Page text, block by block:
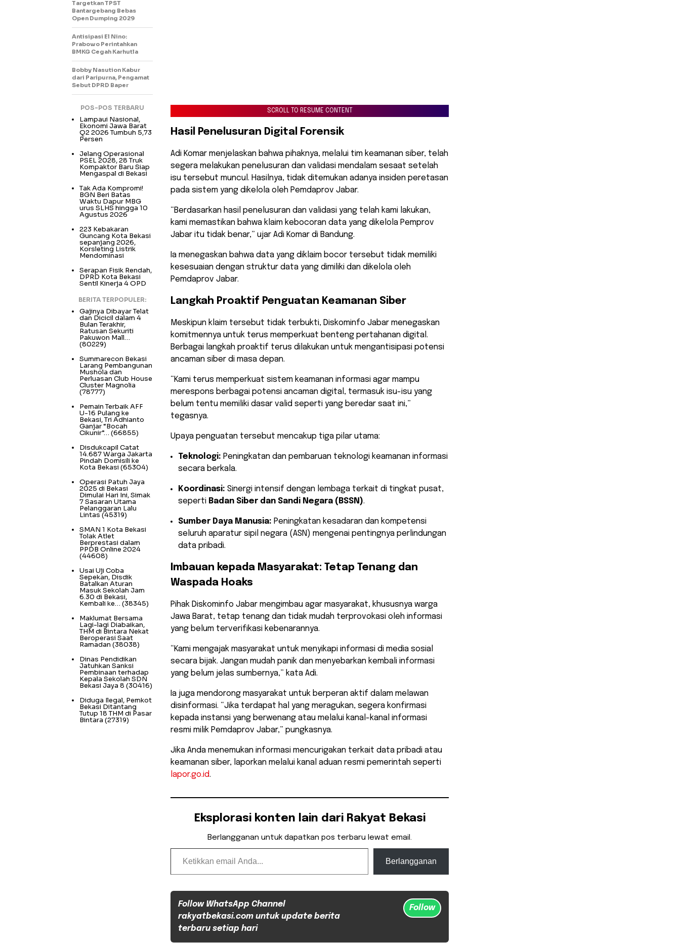
SCROLL TO RESUME CONTENT
Hasil Penelusuran Digital Forensik
Adi Komar menjelaskan bahwa pihaknya, melalui tim keamanan siber, telah
segera melakukan penelusuran dan validasi mendalam sesaat setelah
isu tersebut muncul. Hasilnya, tidak ditemukan adanya insiden peretasan
pada sistem yang dikelola oleh Pemdaprov Jabar.
“Berdasarkan hasil penelusuran dan validasi yang telah kami lakukan,
kami memastikan bahwa klaim kebocoran data yang dikelola Pemprov
Jabar itu tidak benar,” ujar Adi Komar di Bandung.
Ia menegaskan bahwa data yang diklaim bocor tersebut tidak memiliki
kesesuaian dengan struktur data yang dimiliki dan dikelola oleh
Pemdaprov Jabar.
Langkah Proaktif Penguatan Keamanan Siber
Meskipun klaim tersebut tidak terbukti, Diskominfo Jabar menegaskan
komitmennya untuk terus memperkuat benteng pertahanan digital.
Berbagai langkah proaktif terus dilakukan untuk mengantisipasi potensi
ancaman siber di masa depan.
“Kami terus memperkuat sistem keamanan informasi agar mampu
merespons berbagai potensi ancaman digital, termasuk isu-isu yang
belum tentu memiliki dasar valid seperti yang beredar saat ini,”
tegasnya.
Upaya penguatan tersebut mencakup tiga pilar utama:
Teknologi: Peningkatan dan pembaruan teknologi keamanan informasi
secara berkala.
Koordinasi: Sinergi intensif dengan lembaga terkait di tingkat pusat,
seperti Badan Siber dan Sandi Negara (BSSN).
Sumber Daya Manusia: Peningkatan kesadaran dan kompetensi
seluruh aparatur sipil negara (ASN) mengenai pentingnya perlindungan
data pribadi.
Imbauan kepada Masyarakat: Tetap Tenang dan
Waspada Hoaks
Pihak Diskominfo Jabar mengimbau agar masyarakat, khususnya warga
Jawa Barat, tetap tenang dan tidak mudah terprovokasi oleh informasi
yang belum terverifikasi kebenarannya.
“Kami mengajak masyarakat untuk menyikapi informasi di media sosial
secara bijak. Jangan mudah panik dan menyebarkan kembali informasi
yang belum jelas sumbernya,” kata Adi.
Ia juga mendorong masyarakat untuk berperan aktif dalam melawan
disinformasi. “Jika terdapat hal yang meragukan, segera konfirmasi
kepada instansi yang berwenang atau melalui kanal-kanal informasi
resmi milik Pemdaprov Jabar,” pungkasnya.
Jika Anda menemukan informasi mencurigakan terkait data pribadi atau
keamanan siber, laporkan melalui kanal aduan resmi pemerintah seperti
lapor.go.id.
Eksplorasi konten lain dari Rakyat Bekasi
Berlangganan untuk dapatkan pos terbaru lewat email.
Ketikkan email Anda...
Berlangganan
Follow WhatsApp Channel
rakyatbekasi.com untuk update berita
terbaru setiap hari
Follow
Targetkan TPST
Bantargebang Bebas
Open Dumping 2029
Antisipasi El Nino:
Prabowo Perintahkan
BMKG Cegah Karhutla
Bobby Nasution Kabur
dari Paripurna, Pengamat
Sebut DPRD Baper
POS-POS TERBARU
Lampaui Nasional,
Ekonomi Jawa Barat
Q2 2026 Tumbuh 5,73
Persen
Jelang Operasional
PSEL 2028, 28 Truk
Kompaktor Baru Siap
Mengaspal di Bekasi
Tak Ada Kompromi!
BGN Beri Batas
Waktu Dapur MBG
urus SLHS hingga 10
Agustus 2026
223 Kebakaran
Guncang Kota Bekasi
sepanjang 2026,
Korsleting Listrik
Mendominasi
Serapan Fisik Rendah,
DPRD Kota Bekasi
Sentil Kinerja 4 OPD
BERITA TERPOPULER:
Gajinya Dibayar Telat
dan Dicicil dalam 4
Bulan Terakhir,
Ratusan Sekuriti
Pakuwon Mall…
(80229)
Summarecon Bekasi
Larang Pembangunan
Mushola dan
Perluasan Club House
Cluster Magnolia
(78777)
Pemain Terbaik AFF
U-16 Pulang ke
Bekasi, Tri Adhianto
Ganjar “Bocah
Cikunir”… (66855)
Disdukcapil Catat
14.687 Warga Jakarta
Pindah Domisili ke
Kota Bekasi (65304)
Operasi Patuh Jaya
2025 di Bekasi
Dimulai Hari Ini, Simak
7 Sasaran Utama
Pelanggaran Lalu
Lintas(45319)
SMAN 1 Kota Bekasi
Tolak Atlet
Berprestasi dalam
PPDB Online 2024
(44608)
Usai Uji Coba
Sepekan, Disdik
Batalkan Aturan
Masuk Sekolah Jam
6.30 di Bekasi,
Kembali ke… (38345)
Maklumat Bersama
Lagi-lagi Diabaikan,
THM di Bintara Nekat
Beroperasi Saat
Ramadan (38038)
Dinas Pendidikan
Jatuhkan Sanksi
Pembinaan terhadap
Kepala Sekolah SDN
Bekasi Jaya 8 (30416)
Diduga Ilegal, Pemkot
Bekasi Ditantang
Tutup 18 THM di Pasar
Bintara (27319)